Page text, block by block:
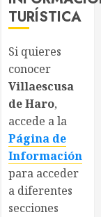
TURÍSTICA
Si quieres
conocer
Villaescusa
de Haro,
accede a la
Página de
Información
para acceder
a diferentes
secciones